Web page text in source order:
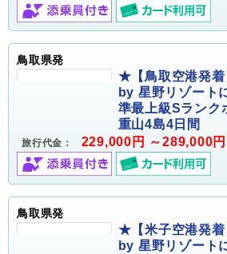
鳥取県発
★【鳥取空港発着
by 星野リゾート
準最上級Sランク
重山4島4日間
旅行代金： 229,000円 ～289,000円
鳥取県発
★【米子空港発着
by 星野リゾート